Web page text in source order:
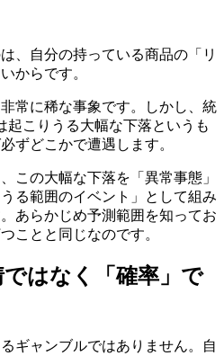
、自分の持っている商品の「リ
からです。
常に稀な事象です。しかし、統
起こりうる大幅な下落というも
ずどこかで遭遇します。
この大幅な下落を「異常事態」
る範囲のイベント」として組み
あらかじめ予測範囲を知ってお
ことと同じなのです。
はなく「確率」で
ギャンブルではありません。自